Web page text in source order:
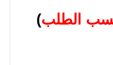
الطلب)